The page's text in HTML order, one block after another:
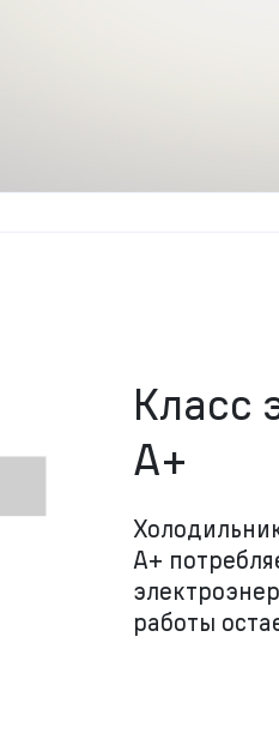
Класс
A+
А+
работы